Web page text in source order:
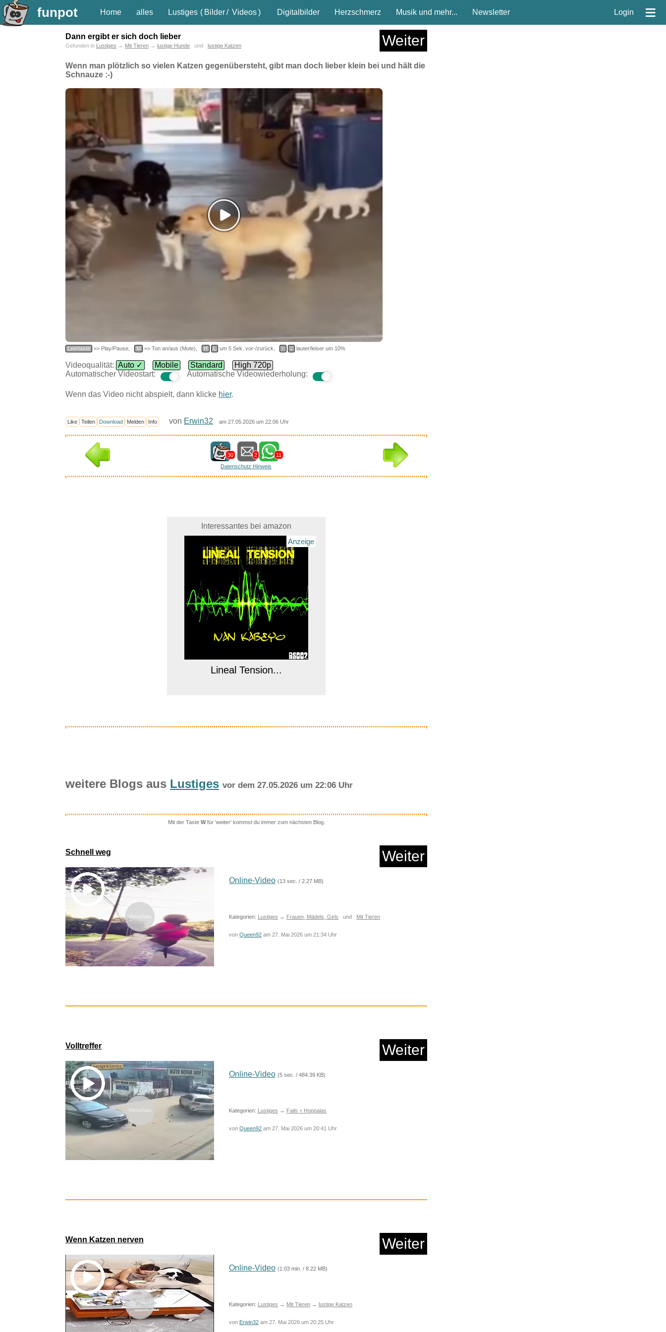
funpot Home alles Lustiges ( Bilder/ Videos) Digitalbilder Herzschmerz Musik und mehr... Newsletter Login ≡
Dann ergibt er sich doch lieber Weiter
Gefunden in Lustiges → Mit Tieren → lustige Hunde und lustige Katzen
Wenn man plötzlich so vielen Katzen gegenübersteht, gibt man doch lieber klein bei und hält die
Schnauze :-)
Leertaste => Play/Pause, M => Ton an/aus (Mute), H L um 5 Sek. vor-/zurück, ↑ ↓ lauter/leiser um 10%
Videoqualität: Auto ✓ Mobile Standard
High 720p
Automatischer Videostart:
Automatische Videowiederholung:
Wenn das Video nicht abspielt, dann klicke hier.
Like Teilen Download Melden Info von Erwin32 am 27.05.2026 um 22:06 Uhr
30 2
11
Datenschutz Hinweis
Interessantes bei amazon
Anzeige
Lineal Tension...
Anzeige
Blood - Du sollst bereuen: �&q...
weitere Blogs aus Lustiges vor dem 27.05.2026 um 22:06 Uhr
Mit der Taste Wfür 'weiter' kommst du immer zum nächsten Blog.
Schnell weg Weiter
Vorschau
Online-Video (13 sec. / 2.27 MB)
Kategorien: Lustiges → Frauen, Mädels, Girls und Mit Tieren
von Queen92 am 27. Mai 2026 um 21:34 Uhr
Volltreffer Weiter
Vorschau
Online-Video (5 sec. / 484.39 KB)
Kategorien: Lustiges → Fails + Hoppalas
von Queen92 am 27. Mai 2026 um 20:41 Uhr
Wenn Katzen nerven Weiter
Vorschau
Online-Video (1:03 min. / 8.22 MB)
Kategorien: Lustiges → Mit Tieren → lustige Katzen
von Erwin32 am 27. Mai 2026 um 20:25 Uhr